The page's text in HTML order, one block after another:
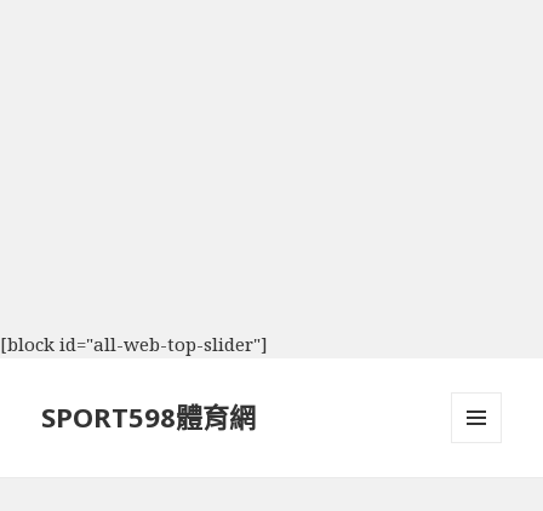
[block id="all-web-top-slider"]
SPORT598體育網